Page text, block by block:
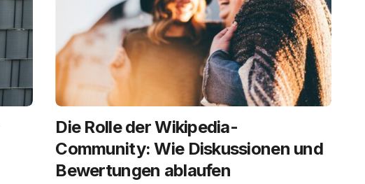
Die Rolle der Wikipedia-
Community: Wie Diskussionen und
Bewertungen ablaufen